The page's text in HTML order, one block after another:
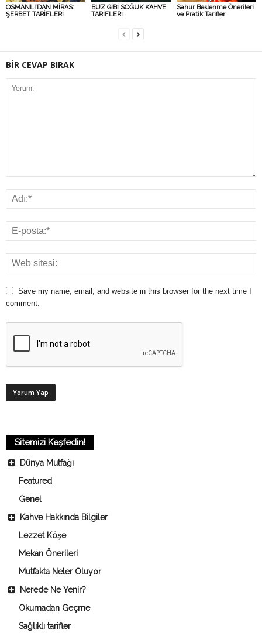
OSMANLI’DAN MİRAS:
ŞERBET TARİFLERİ
BUZ GİBİ SOĞUK KAHVE
TARİFLERİ
Sahur Beslenme Önerileri
ve Pratik Tarifler
BİR CEVAP BIRAK
Save my name, email, and website in this browser for the next time I
comment.
Sitemizi Keşfedin!
Dünya Mutfağı
Featured
Genel
Kahve Hakkında Bilgiler
Lezzet Köşe
Mekan Önerileri
Mutfakta Neler Oluyor
Nerede Ne Yenir?
Okumadan Geçme
Sağlıklı tarifler